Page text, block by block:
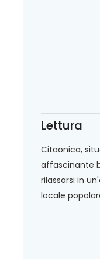
Lettura
Citaonica,
affascinante
rilassarsi in
locale